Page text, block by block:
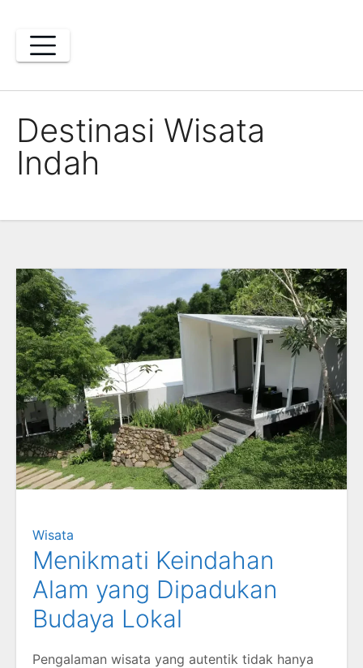
content
Destinasi Wisata
Indah
Wisata
Menikmati Keindahan
Alam yang Dipadukan
Budaya Lokal
Pengalaman wisata yang autentik tidak hanya